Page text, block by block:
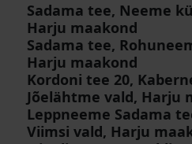
Sadama tee, Neeme
Harju maakond
Sadama tee,
Harju maakond
Kordoni tee 20,
Jõelähtme vald, Harju
Leppneeme Sadama
Viimsi vald, Harju